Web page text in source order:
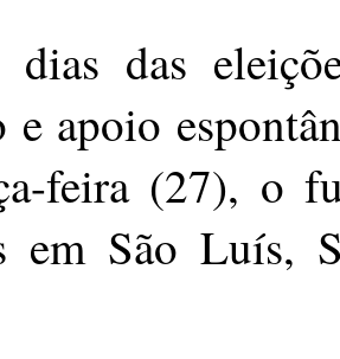
das
e apoio
feira (27), o
em São Luís,